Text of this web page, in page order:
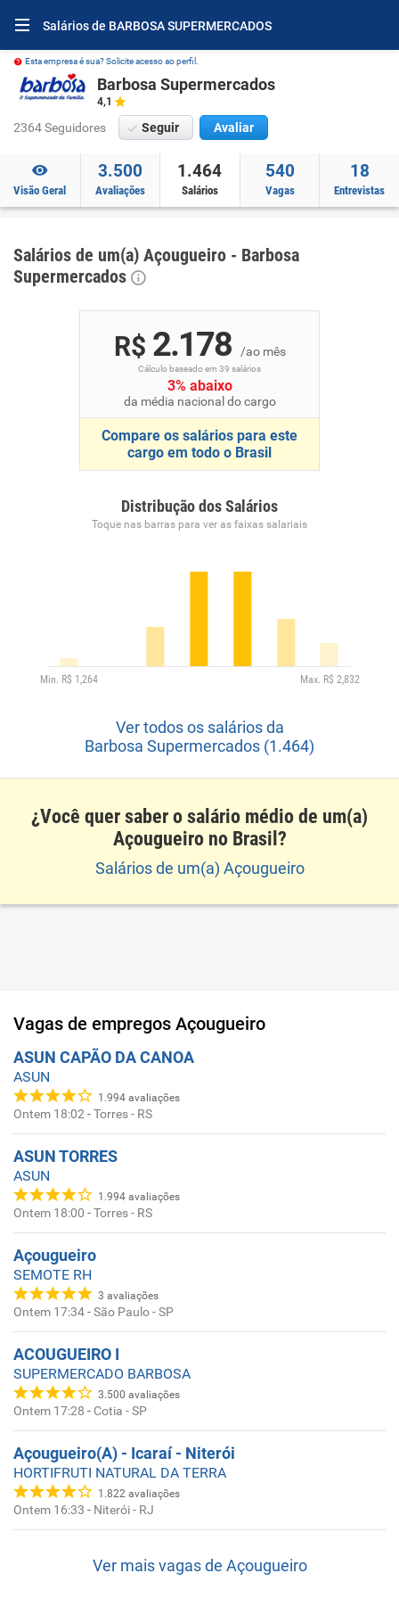
Salários de BARBOSA SUPERMERCADOS
Esta empresa é sua? Solicite acesso ao perfil.
Barbosa Supermercados
4,1
2364 Seguidores Seguir Avaliar
Visão Geral
3.500
Avaliações
1.464
Salários
540
Vagas
18
Entrevistas
Salários de um(a) Açougueiro - Barbosa
Supermercados
R$ 2.178 /ao mês
Cálculo baseado em 39 salários
3% abaixo
da média nacional do cargo
Compare os salários para este
cargo em todo o Brasil
Distribução dos Salários
Toque nas barras para ver as faixas salariais
Ver todos os salários da
Barbosa Supermercados (1.464)
¿Você quer saber o salário médio de um(a)
Açougueiro no Brasil?
Salários de um(a) Açougueiro
Vagas de empregos Açougueiro
ASUN CAPÃO DA CANOA
ASUN
1.994 avaliações
Ontem 18:02-Torres - RS
ASUN TORRES
ASUN
1.994 avaliações
Ontem 18:00 -Torres - RS
Açougueiro
SEMOTE RH
3 avaliações
Ontem 17:34-São Paulo - SP
ACOUGUEIRO I
SUPERMERCADO BARBOSA
3.500 avaliações
Ontem 17:28 - Cotia - SP
Açougueiro(A) - Icaraí - Niterói
HORTIFRUTI NATURAL DA TERRA
1.822 avaliações
Ontem 16:33 - Niterói - RJ
Ver mais vagas de Açougueiro